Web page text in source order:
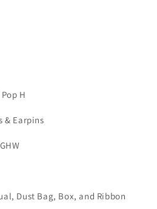
H
& Earpins
Dust Bag, Box, and Ribbon